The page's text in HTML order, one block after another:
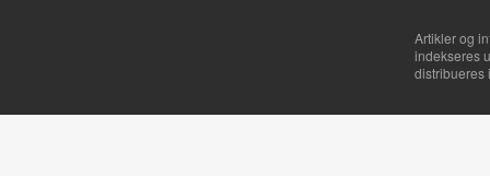
Artikler og
indekseres
distribueres